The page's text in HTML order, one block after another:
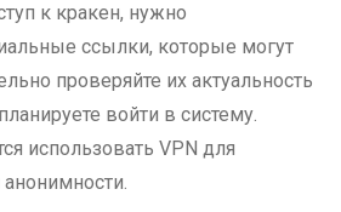
к кракен, нужно
ссылки, которые могут
проверяйте их актуальность
войти в систему.
использовать VPN для